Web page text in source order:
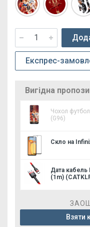
Експрес-
Вигідна
Чохол
(G96)
Скло на
Дата кабель
(1m)
Взяти